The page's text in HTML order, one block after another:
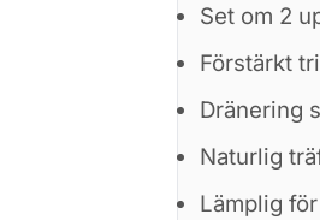
Set om 2
Förstärkt
Dränering
Naturlig
Lämplig